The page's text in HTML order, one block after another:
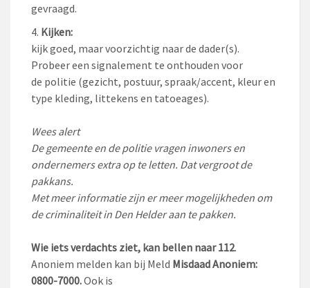
gevraagd.
Kijken:
kijk goed, maar voorzichtig naar de dader(s).
Probeer een signalement te onthouden voor
de politie (gezicht, postuur, spraak/accent, kleur en
type kleding, littekens en tatoeages).
Wees alert
De gemeente en de politie vragen inwoners en
ondernemers extra op te letten. Dat vergroot de
pakkans.
Met meer informatie zijn er meer mogelijkheden om
de criminaliteit in Den Helder aan te pakken.
Wie iets verdachts ziet, kan bellen naar 112.
Anoniem melden kan bij Meld Misdaad Anoniem:
0800-7000.Ook is